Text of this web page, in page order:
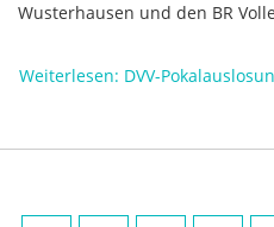
Wusterhausen und den BR
Weiterlesen: DVV-